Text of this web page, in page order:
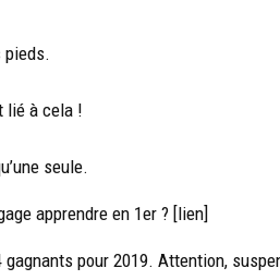
pieds.
lié à cela !
seule.
apprendre en 1er ? [lien]
pour 2019. Attention,